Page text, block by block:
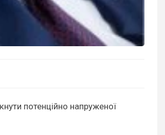
потенційно напруженої